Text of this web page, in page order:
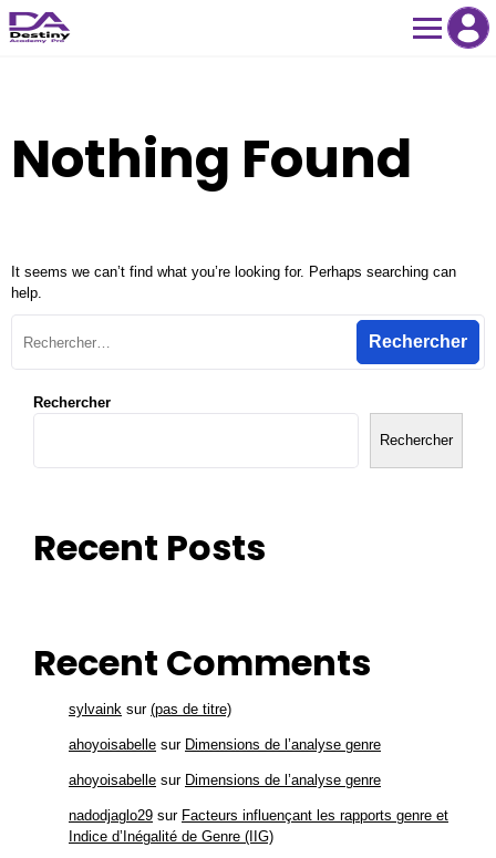
Skip
to
Nothing Found
It seems we can’t find what you’re looking for. Perhaps searching can
help.
Rechercher
Rechercher
Recent Posts
Recent Comments
sylvaink sur (pas de titre)
ahoyoisabelle sur Dimensions de l’analyse genre
ahoyoisabelle sur Dimensions de l’analyse genre
nadodjaglo29 sur Facteurs influençant les rapports genre et
Indice d’Inégalité de Genre (IIG)